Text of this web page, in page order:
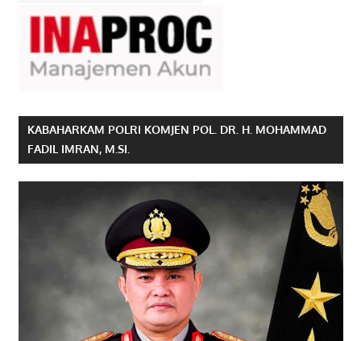
KABAHARKAM POLRI KOMJEN POL. DR. H. MOHAMMAD
FADIL IMRAN, M.SI.